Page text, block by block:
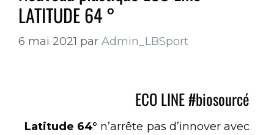
LATITUDE 64 °
6 mai 2021 par Admin_LBSport
ECO LINE #biosourcé
Latitude 64° n’arrête pas d’innover avec